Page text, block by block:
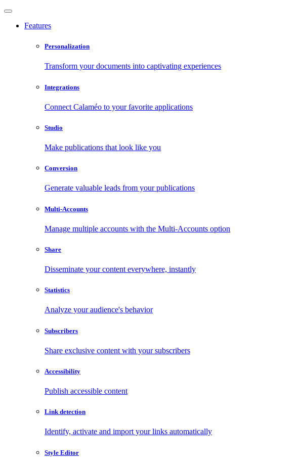
Features
Personalization
Transform your documents into captivating experiences
Integrations
Connect Calaméo to your favorite applications
Studio
Make publications that look like you
Conversion
Generate valuable leads from your publications
Multi-Accounts
Manage multiple accounts with the Multi-Accounts option
Share
Disseminate your content everywhere, instantly
Statistics
Analyze your audience's behavior
Subscribers
Share exclusive content with your subscribers
Accessibility
Publish accessible content
Link detection
Identify, activate and import your links automatically
Style Editor